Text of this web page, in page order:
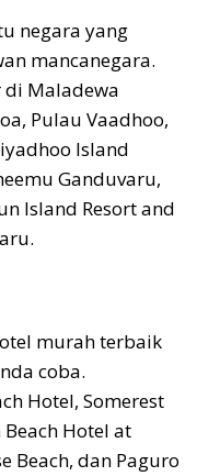
negara yang
mancanegara.
di Maladewa
Pulau Vaadhoo,
Island
Ganduvaru,
Island Resort and
murah terbaik
coba.
Hotel, Somerest
Beach Hotel at
Beach, dan Paguro